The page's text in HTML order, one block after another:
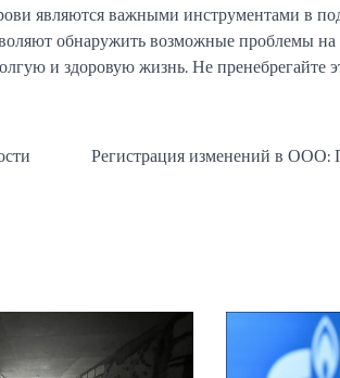
являются важными инструментами в
обнаружить возможные проблемы
и здоровую жизнь. Не пренебрегайте
Регистрация изменений в ООО: